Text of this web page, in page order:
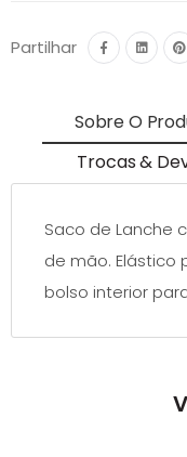
Partilhar
Sobre O
Trocas &
Saco de Lanche
de mão. Elástico
bolso interior